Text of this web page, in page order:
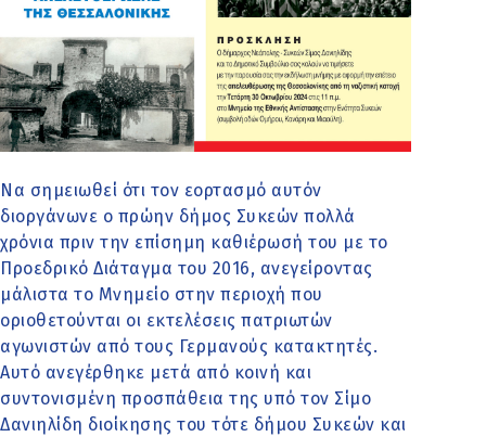
Να σημειωθεί ότι τον εορτασμό αυτόν
διοργάνωνε ο πρώην δήμος Συκεών πολλά
χρόνια πριν την επίσημη καθιέρωσή του με το
Προεδρικό Διάταγμα του 2016, ανεγείροντας
μάλιστα το Μνημείο στην περιοχή που
οριοθετούνται οι εκτελέσεις πατριωτών
αγωνιστών από τους Γερμανούς κατακτητές.
Αυτό ανεγέρθηκε μετά από κοινή και
συντονισμένη προσπάθεια της υπό τον Σίμο
Δανιηλίδη διοίκησης του τότε δήμου Συκεών και